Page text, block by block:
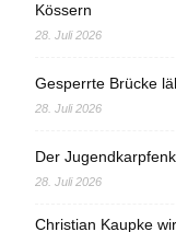
Kössern
28. Juli 2026
Gesperrte Brücke
28. Juli 2026
Der
28. Juli 2026
Christian Kaupke